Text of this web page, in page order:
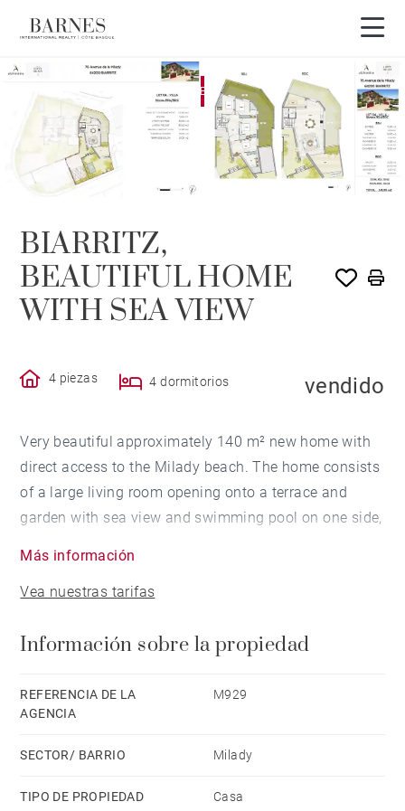
EXCLUSIVIDAD VENDIDO POR BARNES
BIARRITZ,
BEAUTIFUL HOME
WITH SEA VIEW
4 piezas 4 dormitorios vendido
Very beautiful approximately 140 m² new home with
direct access to the Milady beach. The home consists
of a large living room opening onto a terrace and
garden with sea view and swimming pool on one side,
bathroom and direct access to the garden. Swimming
2022. Sole agent.
Más información
Vea nuestras tarifas
Información sobre la propiedad
REFERENCIA DE LA
AGENCIA
M929
SECTOR/ BARRIO Milady
TIPO DE PROPIEDAD Casa